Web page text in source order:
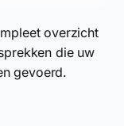
overzicht
die uw
gevoerd.